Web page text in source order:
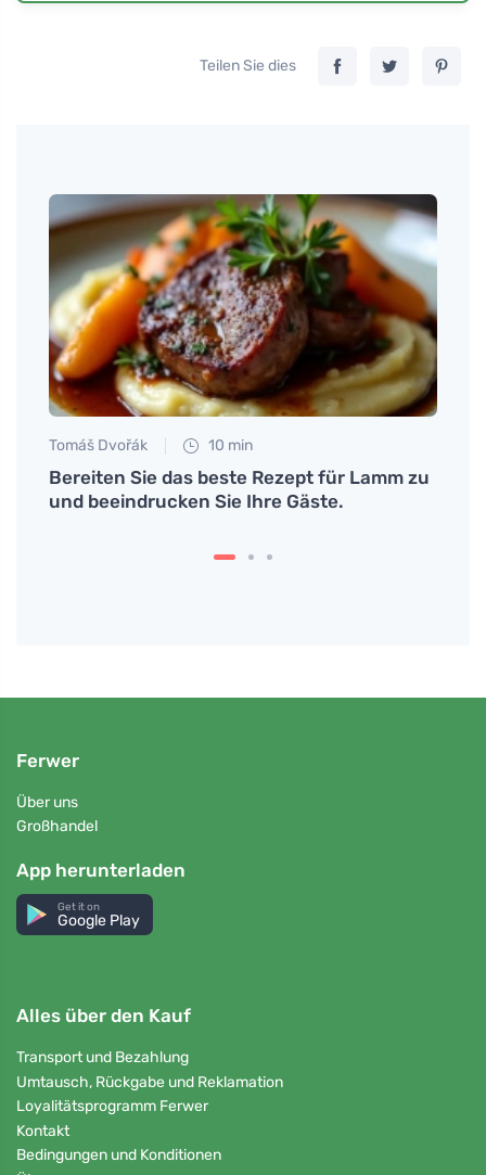
Teilen Sie dies
Tomáš Dvořák 10 min
Bereiten Sie das beste Rezept für Lamm zu
und beeindrucken Sie Ihre Gäste.
Ferwer
Über uns
Großhandel
App herunterladen
Get it on
Google Play
Alles über den Kauf
Transport und Bezahlung
Umtausch, Rückgabe und Reklamation
Loyalitätsprogramm Ferwer
Kontakt
Bedingungen und Konditionen